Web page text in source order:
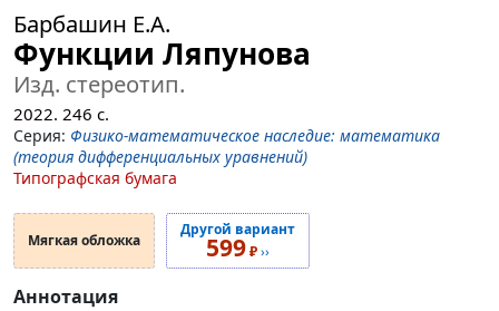
Барбашин Е.А.
Функции Ляпунова
Изд. стереотип.
2022. 246 с.
Серия: Физико-математическое наследие: математика
(теория дифференциальных уравнений)
Типографская бумага
Мягкая обложка
Другой вариант
599₽››
Аннотация